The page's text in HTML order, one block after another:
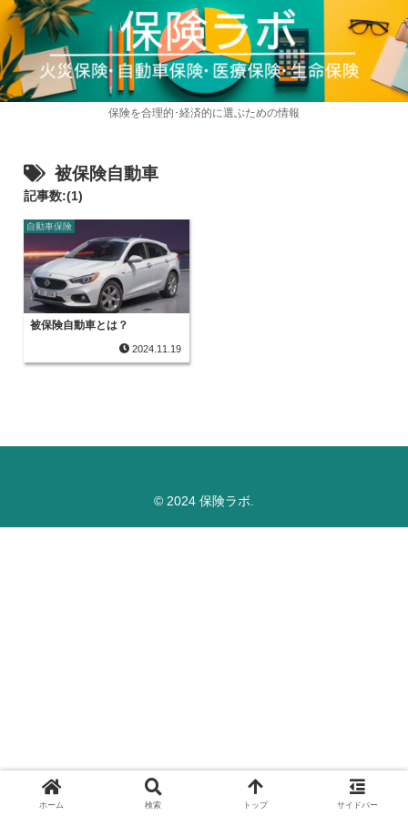
保険を合理的･経済的に選ぶための情報
被保険自動車
記事数:(1)
自動車保険
被保険自動車とは？
2024.11.19
© 2024 保険ラボ.
ホーム 検索 トップ サイドバー